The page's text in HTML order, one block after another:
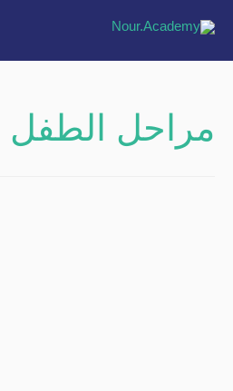
مراحل الطفل